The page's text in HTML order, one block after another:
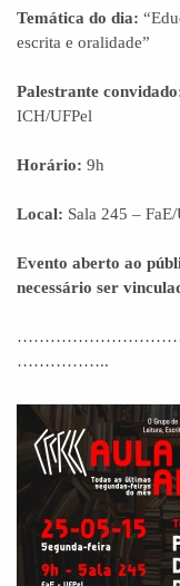
Temática do dia:
escrita e oralidade”
Palestrante
ICH/UFPel
Horário: 9h
Local: Sala 245 –
Evento aberto ao
necessário ser
……………..